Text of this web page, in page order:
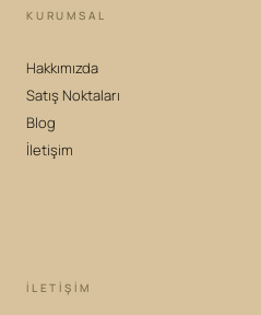
KURUMSAL
Hakkımızda
Satış Noktaları
Blog
İletişim
İLETIŞIM